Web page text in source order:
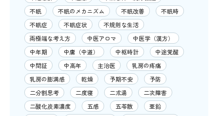
不眠
不眠のメカニズム 不眠改善
不眠時
不眠症
不眠症状
不規則な生活
両極端な考え方
中医アロマ
中医学（漢方）
中年期
中庸（中道） 中枢時計
中途覚醒
中間証
中高年 主治医
乳房の疼痛
乳房の膨満感
乾燥 予期不安
予防
二分割思考
二度寝 二朮湯
二次障害
二酸化炭素濃度
五感 五苓散
亜鉛